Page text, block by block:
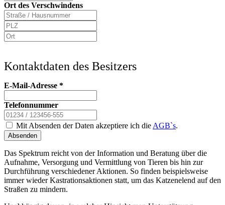
Ort des Verschwindens
Kontaktdaten des Besitzers
E-Mail-Adresse *
Telefonnummer
Mit Absenden der Daten akzeptiere ich die AGB`s.
Absenden
Das Spektrum reicht von der Information und Beratung über die
Aufnahme, Versorgung und Vermittlung von Tieren bis hin zur
Durchführung verschiedener Aktionen. So finden beispielsweise
immer wieder Kastrationsaktionen statt, um das Katzenelend auf den
Straßen zu mindern.